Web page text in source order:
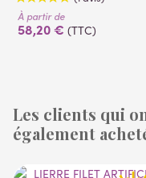
À partir de
58,20 € (TTC)
Les clients qui
également